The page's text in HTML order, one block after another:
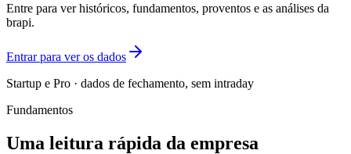
Entre para ver históricos, fundamentos, proventos e as análises da
brapi.
Entrar para ver os dados
Startup e Pro · dados de fechamento, sem intraday
Fundamentos
Uma leitura rápida da empresa